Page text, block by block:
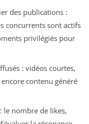
des publications :
concurrents sont actifs
privilégiés pour
: vidéos courtes,
contenu généré
le nombre de likes,